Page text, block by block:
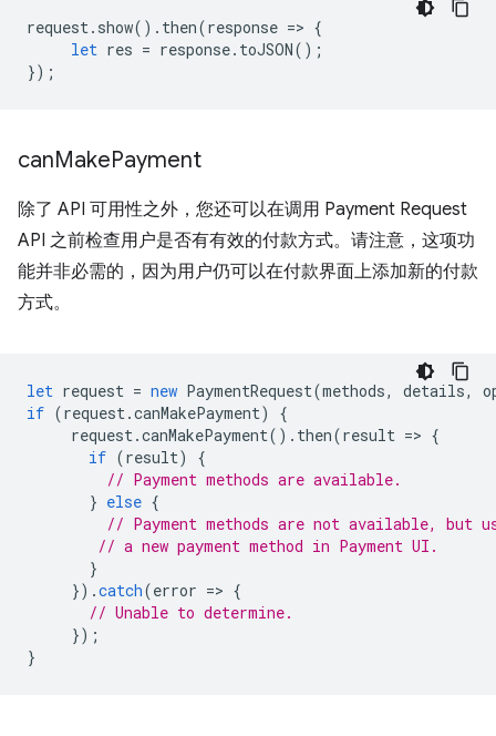
request. show(). then(response => {
let res = response. toJSON();
});
canMakePayment
除了 API 可用性之外，您还可以在调用 Payment Request
API 之前检查用户是否有有效的付款方式。请注意，这项功
能并非必需的，因为用户仍可以在付款界面上添加新的付款
方式。
let request = new PaymentRequest(methods, details,
if (request.canMakePayment)
{
request.canMakePayment(). then(result => {
if (result)
{
// Payment methods are available.
} else {
// Payment methods are not available, but
// a new payment method in Payment UI.
}
}).catch(error => {
// Unable to determine.
});
}